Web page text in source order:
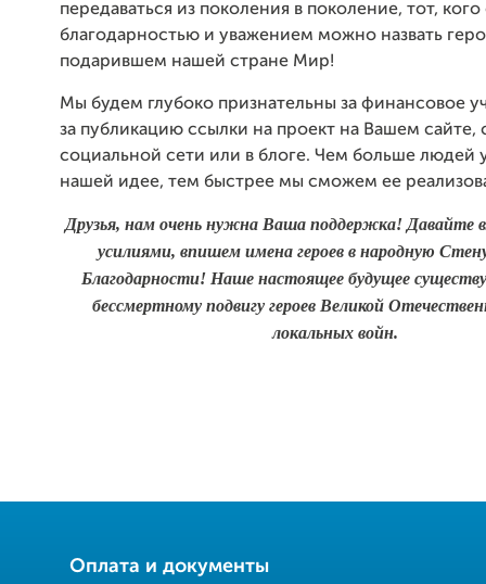
передаваться из поколения в поколение, тот, кого
благодарностью и уважением можно назвать
подарившем нашей стране Мир!
Мы будем глубоко признательны за финансовое
за публикацию ссылки на проект на Вашем сайте,
социальной сети или в блоге. Чем больше людей
нашей идее, тем быстрее мы сможем ее
Друзья, нам очень нужна Ваша поддержка! Давайте
усилиями, впишем имена героев в народную
Благодарности! Наше настоящее будущее
бессмертному подвигу героев Великой
локальных войн.
Оплата и документы